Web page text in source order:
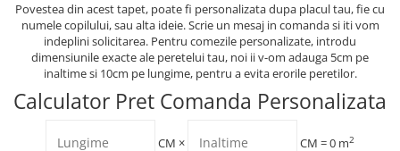
Povestea din acest tapet, poate fi personalizata dupa placul tau, fie cu
numele copilului, sau alta ideie. Scrie un mesaj in comanda si iti vom
indeplini solicitarea. Pentru comezile personalizate, introdu
dimensiunile exacte ale peretelui tau, noi ii v-om adauga 5cm pe
inaltime si 10cm pe lungime, pentru a evita erorile peretilor.
Calculator Pret Comanda Personalizata
CM × CM =0 m2